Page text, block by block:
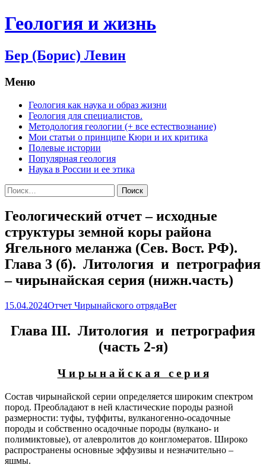
Геология и жизнь
Бер (Борис) Левин
Меню
Перейти
содержимому
Геология как наука и образ жизни
Геология для специалистов.
Методология геологии (+ все естествознание)
Мои статьи о принципе Кюри и их критика
Полевые истории
Популярная геология
Наука в России и ее этика
Найти:
Геологический отчет – исходные
структуры земной коры района
Ягельного меланжа (Сев. Вост. РФ).
Глава 3 (б). Литология и петрография
– чирынайская серия (нижн.часть)
15.04.2024Отчет Чирынайского отрядаBer
Глава III. Литология и петрография
(часть 2-я)
Ч и р ы н а й с к а я с е р и я
Состав чирынайской серии определяется широким спектром
пород. Преобладают в ней кластические породы разной
размерности: туфы, туффиты, вулканогенно-осадочные
породы и собственно осадочные породы (вулкано- и
полимиктовые), от алевролитов до конгломератов. Широко
распространены основные эффузивы и незначительно –
яшмы.